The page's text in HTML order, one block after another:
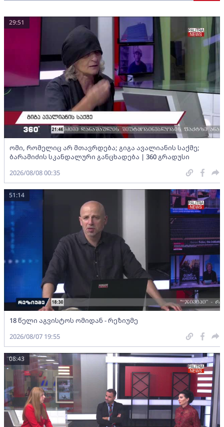
ომი, რომელიც არ მთავრდება; გიგა ავალიანის საქმე;
ბარამიძის სკანდალური განცხადება | 360 გრადუსი
29:51
2026/08/08 00:35
18 წელი აგვისტოს ომიდან - რეზიუმე
51:14
2026/08/07 19:55
08:43